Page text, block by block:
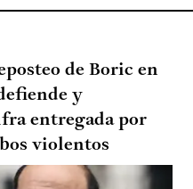
de Boric en
y
entregada por
violentos